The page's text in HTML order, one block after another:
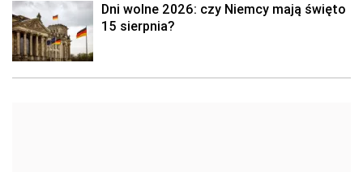
Dni wolne 2026: czy Niemcy mają święto
15 sierpnia?